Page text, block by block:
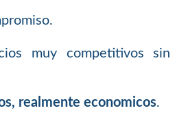
muy competitivos sin
realmente economicos.